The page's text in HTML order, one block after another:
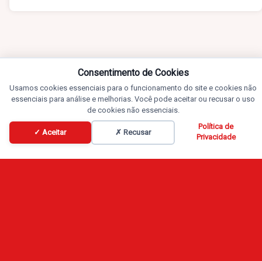
Consentimento de Cookies
Usamos cookies essenciais para o funcionamento do site e cookies não
essenciais para análise e melhorias. Você pode aceitar ou recusar o uso
de cookies não essenciais.
✓ Aceitar ✗ Recusar
Política de
Privacidade